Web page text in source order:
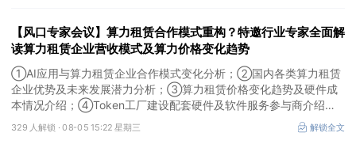
【风口专家会议】算力租赁合作模式重构？特邀行业专家全面解
读算力租赁企业营收模式及算力价格变化趋势
①AI应用与算力租赁企业合作模式变化分析；②国内各类算力租赁
企业优势及未来发展潜力分析；③算力租赁价格变化趋势及硬件成
本情况介绍；④Token工厂建设配套硬件及软件服务参与商介绍。
本场风口专家会议将于8月5日（周三）19:00举行，特邀行业专家全
面解读算力租赁企业营收模式及算力价格变化趋势。
329 人解锁 ·08-05 15:22 星期三 解锁全文